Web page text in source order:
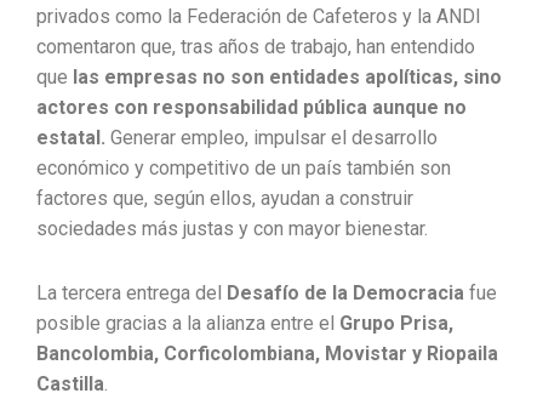
privados como la Federación de Cafeteros y la ANDI
comentaron que, tras años de trabajo, han entendido
que las empresas no son entidades apolíticas, sino
actores con responsabilidad pública aunque no
estatal. Generar empleo, impulsar el desarrollo
económico y competitivo de un país también son
factores que, según ellos, ayudan a construir
sociedades más justas y con mayor bienestar.
La tercera entrega del Desafío de la Democracia fue
posible gracias a la alianza entre el Grupo Prisa,
Bancolombia, Corficolombiana, Movistar y Riopaila
Castilla.